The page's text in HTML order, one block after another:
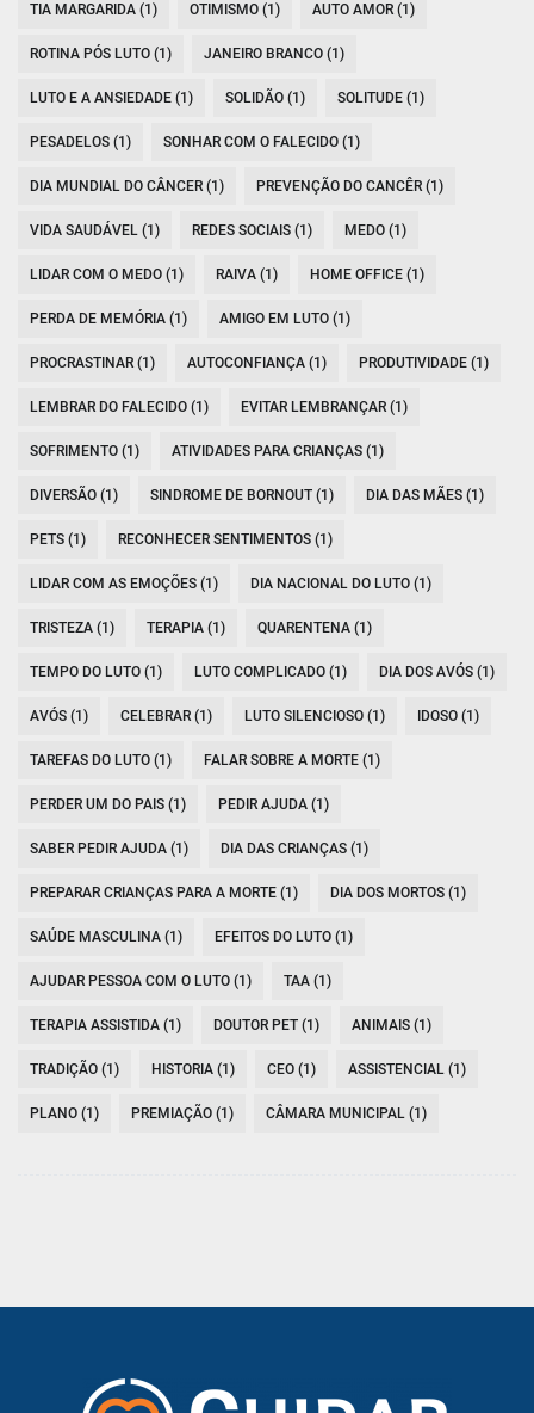
TIA MARGARIDA (1) OTIMISMO (1) AUTO AMOR (1)
ROTINA PÓS LUTO (1) JANEIRO BRANCO (1)
LUTO E A ANSIEDADE (1) SOLIDÃO (1) SOLITUDE (1)
PESADELOS (1) SONHAR COM O FALECIDO (1)
DIA MUNDIAL DO CÂNCER (1) PREVENÇÃO DO CANCÊR (1)
VIDA SAUDÁVEL (1) REDES SOCIAIS (1) MEDO (1)
LIDAR COM O MEDO (1) RAIVA (1) HOME OFFICE (1)
PERDA DE MEMÓRIA (1) AMIGO EM LUTO (1)
PROCRASTINAR (1) AUTOCONFIANÇA (1) PRODUTIVIDADE (1)
LEMBRAR DO FALECIDO (1) EVITAR LEMBRANÇAR (1)
SOFRIMENTO (1) ATIVIDADES PARA CRIANÇAS (1)
DIVERSÃO (1) SINDROME DE BORNOUT (1) DIA DAS MÃES (1)
PETS (1) RECONHECER SENTIMENTOS (1)
LIDAR COM AS EMOÇÕES (1) DIA NACIONAL DO LUTO (1)
TRISTEZA (1) TERAPIA (1) QUARENTENA (1)
TEMPO DO LUTO (1) LUTO COMPLICADO (1) DIA DOS AVÓS (1)
AVÓS (1) CELEBRAR (1) LUTO SILENCIOSO (1) IDOSO (1)
TAREFAS DO LUTO (1) FALAR SOBRE A MORTE (1)
PERDER UM DO PAIS (1) PEDIR AJUDA (1)
SABER PEDIR AJUDA (1) DIA DAS CRIANÇAS (1)
PREPARAR CRIANÇAS PARA A MORTE (1) DIA DOS MORTOS (1)
SAÚDE MASCULINA (1) EFEITOS DO LUTO (1)
AJUDAR PESSOA COM O LUTO (1) TAA (1)
TERAPIA ASSISTIDA (1) DOUTOR PET (1) ANIMAIS (1)
TRADIÇÃO (1) HISTORIA (1) CEO (1) ASSISTENCIAL (1)
PLANO (1) PREMIAÇÃO (1) CÂMARA MUNICIPAL (1)